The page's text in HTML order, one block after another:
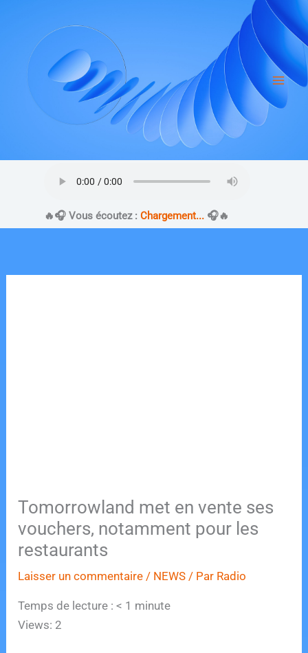
contenu
​🔥​🎧 Vous écoutez : Chargement... 🎧​🔥​
Tomorrowland met en vente ses
vouchers, notamment pour les
restaurants
Laisser un commentaire / NEWS / Par Radio
Temps de lecture :< 1 minute
Views: 2